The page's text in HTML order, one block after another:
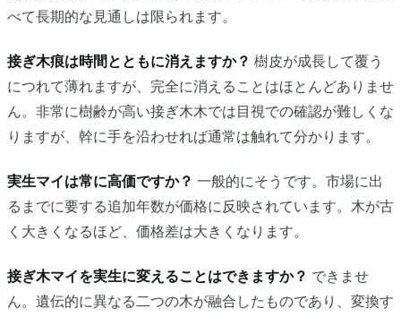
べて長期的な見通しは限られます。
接ぎ木痕は時間とともに消えますか？ 樹皮が成長して覆う
につれて薄れますが、完全に消えることはほとんどありませ
ん。非常に樹齢が高い接ぎ木木では目視での確認が難しくな
りますが、幹に手を沿わせれば通常は触れて分かります。
実生マイは常に高価ですか？ 一般的にそうです。市場に出
るまでに要する追加年数が価格に反映されています。木が古
く大きくなるほど、価格差は大きくなります。
接ぎ木マイを実生に変えることはできますか？ できませ
ん。遺伝的に異なる二つの木が融合したものであり、変換す